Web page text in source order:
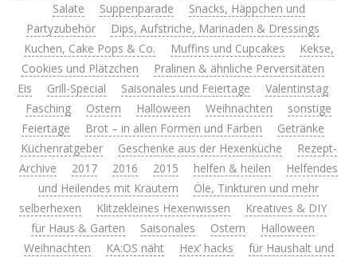
Salate
Suppenparade
Snacks, Häppchen und
Partyzubehör
Dips, Aufstriche, Marinaden & Dressings
Kuchen, Cake Pops & Co.
Muffins und Cupcakes
Kekse,
Cookies und Plätzchen
Pralinen & ähnliche Perversitäten
Eis
Grill-Special Saisonales und Feiertage
Valentinstag
Fasching
Ostern Halloween Weihnachten
sonstige
Feiertage
Brot – in allen Formen und Farben
Getränke
Küchenratgeber
Geschenke aus der Hexenküche
Rezept-
Archive
2017 2016 2015 helfen & heilen
Helfendes
und Heilendes mit Kräutern
Öle, Tinkturen und mehr
selberhexen
Klitzekleines Hexenwissen
Kreatives & DIY
für Haus & Garten
Saisonales Ostern
Halloween
Weihnachten
KA:OS näht Hex’ hacks
für Haushalt und